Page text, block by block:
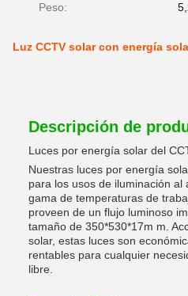
Peso:
Luz CCTV solar con energía
Descripción de
Luces por energía solar del
Nuestras luces por energía
para los usos de iluminación al
gama de temperaturas de
proveen de un flujo luminoso
tamaño de 350*530*17m m.
solar, estas luces son
rentables para cualquier
libre.